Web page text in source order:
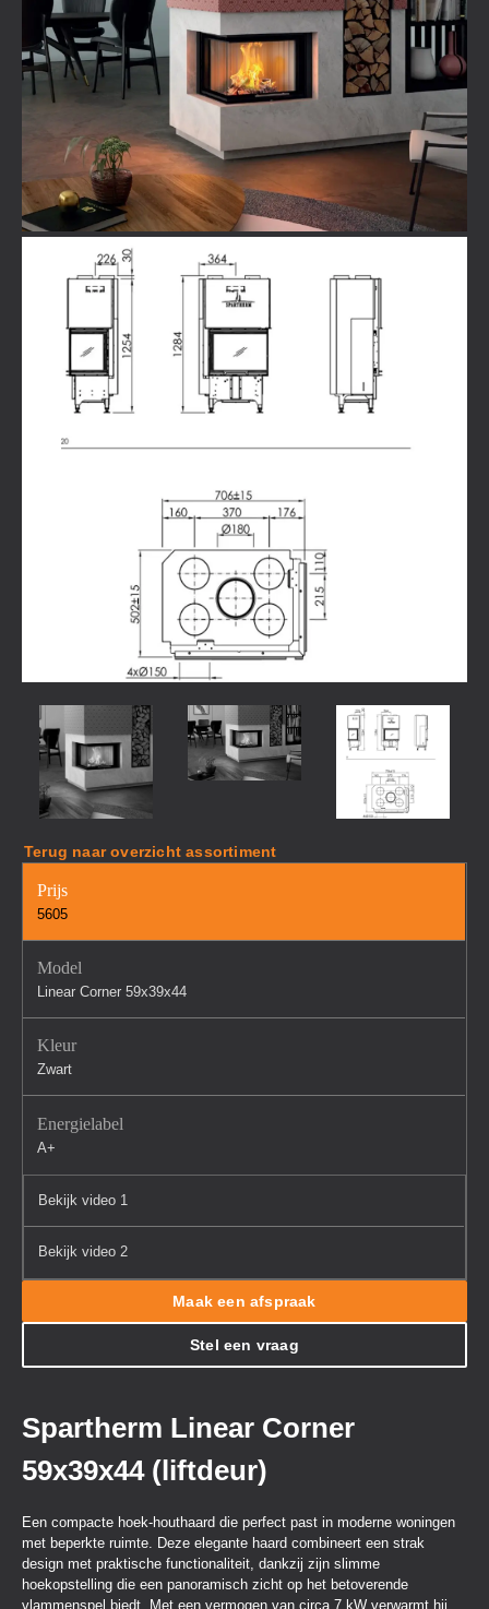
Terug naar overzicht assortiment
Prijs
5605
Model
Linear Corner 59x39x44
Kleur
Zwart
Energielabel
A+
Bekijk video 1
Bekijk video 2
Maak een afspraak
Stel een vraag
Spartherm Linear Corner
59x39x44 (liftdeur)
Een compacte hoek-houthaard die perfect past in moderne woningen
met beperkte ruimte. Deze elegante haard combineert een strak
design met praktische functionaliteit, dankzij zijn slimme
hoekopstelling die een panoramisch zicht op het betoverende
vlammenspel biedt. Met een vermogen van circa 7 kW verwarmt hij